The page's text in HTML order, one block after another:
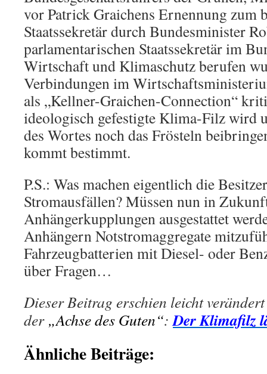
vor Patrick Graichens Ernennung zum
Staatssekretär durch Bundesminister
parlamentarischen Staatssekretär im
Wirtschaft und Klimaschutz berufen
Verbindungen im
als „Kellner-Graichen-Connection“
ideologisch gefestigte Klima-Filz wird
des Wortes noch das Frösteln
kommt bestimmt.
P.S.: Was machen eigentlich die
Stromausfällen? Müssen nun in
Anhängerkupplungen ausgestattet
Anhängern Notstromaggregate
Fahrzeugbatterien mit Diesel- oder
über Fragen…
Dieser Beitrag erschien leicht
der „Achse des Guten“:Der Klimafilz
Ähnliche Beiträge: